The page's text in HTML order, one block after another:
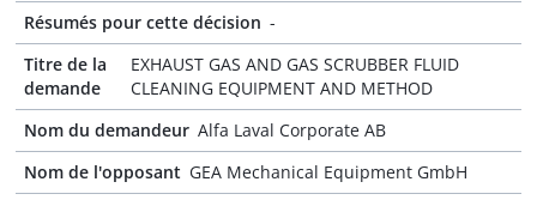
Résumés pour cette décision -
Titre de la
demande
EXHAUST GAS AND GAS SCRUBBER FLUID
CLEANING EQUIPMENT AND METHOD
Nom du demandeur Alfa Laval Corporate AB
Nom de l'opposant GEA Mechanical Equipment GmbH